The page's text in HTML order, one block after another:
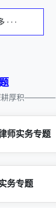
· · ·
耕厚积————
师实务专题
务专题